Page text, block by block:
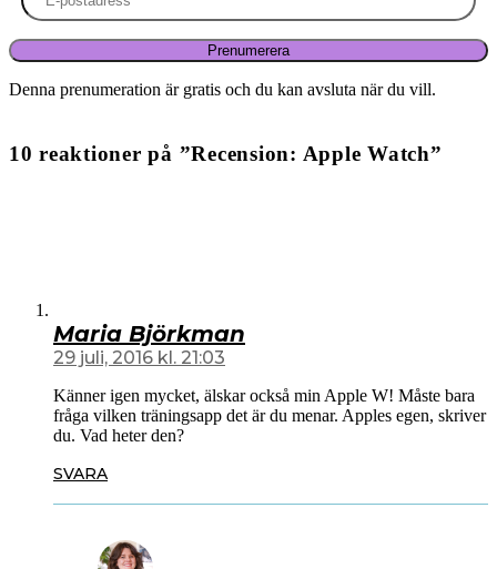
Prenumerera
Denna prenumeration är gratis och du kan avsluta när du vill.
10 reaktioner på ”Recension: Apple Watch”
Maria Björkman
29 juli, 2016 kl. 21:03
Känner igen mycket, älskar också min Apple W! Måste bara
fråga vilken träningsapp det är du menar. Apples egen, skriver
du. Vad heter den?
SVARA